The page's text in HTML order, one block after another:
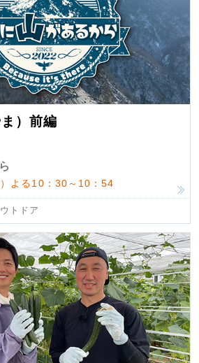
）前編
よる10：30～10：54
トドア